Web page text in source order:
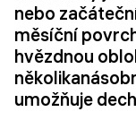
nebo
měsíční
hvězdnou
umožňuje